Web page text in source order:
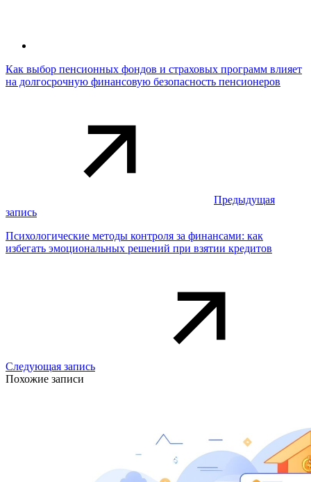
Как выбор пенсионных фондов и страховых программ влияет
на долгосрочную финансовую безопасность пенсионеров
Предыдущая
запись
Психологические методы контроля за финансами: как
избегать эмоциональных решений при взятии кредитов
Следующая запись
Похожие записи